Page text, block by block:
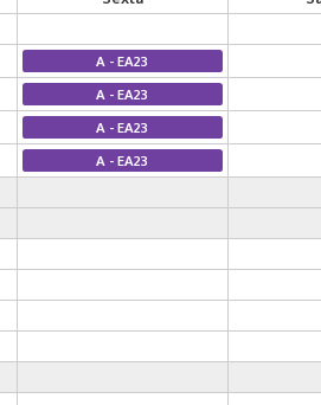
A - EA23
A - EA23
A - EA23
A - EA23